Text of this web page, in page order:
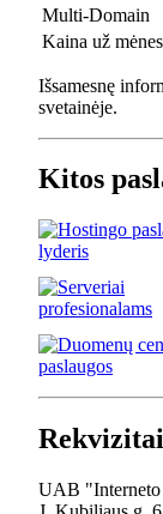
Multi-Domain
Kaina už
Išsamesnę
svetainėje.
Kitos
Rekvizitai
UAB